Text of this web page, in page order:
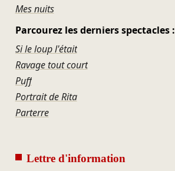
Mes nuits
Parcourez les derniers spectacles :
Si le loup l'était
Ravage tout court
Puff
Portrait de Rita
Parterre
Lettre d'information